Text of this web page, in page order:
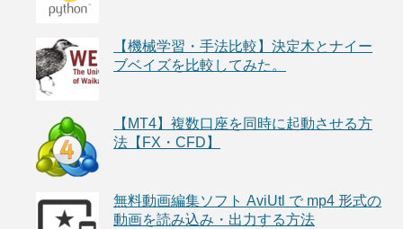
【機械学習・手法比較】決定木とナイー
ブベイズを比較してみた。
【MT4】複数口座を同時に起動させる方
法【FX・CFD】
無料動画編集ソフト AviUtl で mp4 形式の
動画を読み込み・出力する方法